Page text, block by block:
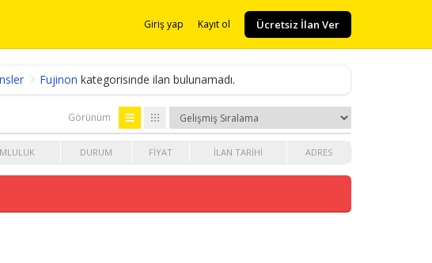
Giriş yap Kayıt ol Ücretsiz İlan Ver
Fujinon kategorisinde ilan bulunamadı.
Görünüm
DURUM FIYAT İLAN TARIHI ADRES